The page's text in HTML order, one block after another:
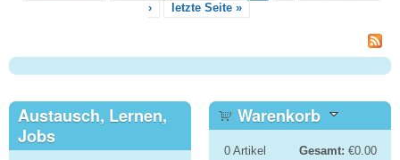
›
letzte Seite »
Austausch, Lernen,
Jobs
Warenkorb
0Artikel Gesamt: €0.00